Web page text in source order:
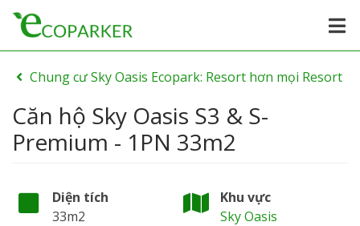
Chung cư Sky Oasis Ecopark: Resort hơn mọi Resort
Căn hộ Sky Oasis S3 & S-
Premium - 1PN 33m2
Diện tích
33m2
Khu vực
Sky Oasis